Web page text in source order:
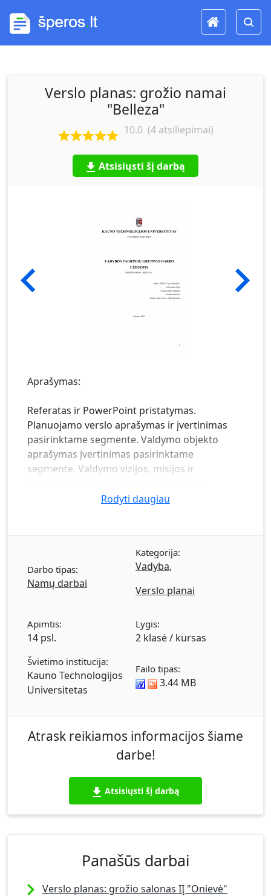
Verslo planas: grožio namai
"Belleza"
10.0 (4atsiliepimai)
Atsisiųsti šį darbą
Aprašymas:
Referatas ir PowerPoint pristatymas.
Planuojamo verslo aprašymas ir įvertinimas
pasirinktame segmente. Valdymo objekto
aprašymas įvertinimas pasirinktame
segmente. Valdymo vizijos, misijos ir
grupės formavimas. Verslo strategijos
(SPACE, PEST, SWOT analizė, Bostono matrica).
Makroaplinkos analizė ir aplinkos stabilumo
nustatymas. Mikroaplinkos analizė ir
konkurencinio pranašumo nustatymas.
įvertinimas. Marketingo strategijų alternatyvos
ir jų atranka. "Makinzi" matricos sudarymas.
Produkto pateikimo vartotojui sprendimui.
Produkto kainos ir pardavimo masto
nustatymas. Produkto rėmimo sprendimai.
Rodyti daugiau
Darbo tipas:
Namų darbai
Kategorija:
Vadyba,
Verslo planai
Apimtis:
14 psl.
Lygis:
2 klasė / kursas
Švietimo institucija:
Kauno Technologijos
Universitetas
Failo tipas:
3.44 MB
Atrask reikiamos informacijos šiame
darbe!
Atsisiųsti šį darbą
Panašūs darbai
Verslo planas: grožio salonas IĮ "Onievė"